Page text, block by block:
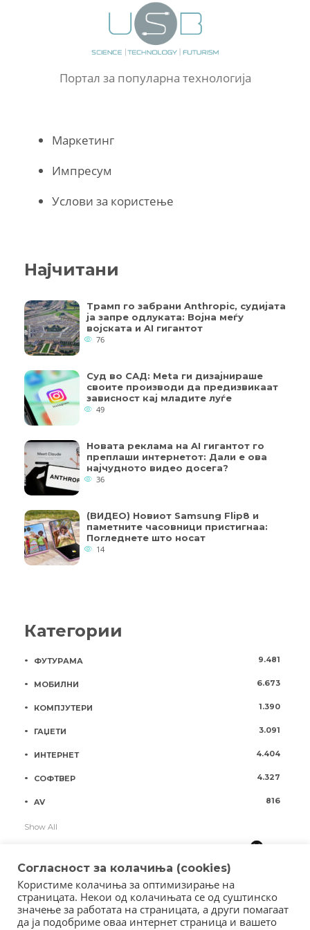
Портал за популарна технологија
Маркетинг
Импресум
Услови за користење
Најчитани
Трамп го забрани Anthropic, судијата
ја запре одлуката: Војна меѓу
војската и AI гигантот
76
Суд во САД: Meta ги дизајнираше
своите производи да предизвикаат
зависност кај младите луѓе
49
Новата реклама на AI гигантот го
преплаши интернетот: Дали е ова
најчудното видео досега?
36
(ВИДЕО) Новиот Samsung Flip8 и
паметните часовници пристигнаа:
Погледнете што носат
14
Категории
ФУТУРАМА 9.481
МОБИЛНИ 6.673
КОМПЈУТЕРИ 1.390
ГАЏЕТИ 3.091
ИНТЕРНЕТ 4.404
СОФТВЕР 4.327
AV 816
Show All
Согласност за колачиња (cookies)
Користиме колачиња за оптимизирање на
страницата. Некои од колачињата се од суштинско
значење за работата на страницата, а други помагаат
да ја подобриме оваа интернет страница и вашето